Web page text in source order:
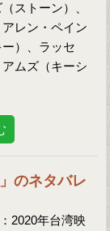
ストーン）、
レン・ペイン
）、ラッセ
ムズ（キーシ
のネタバレ
2020年台湾映